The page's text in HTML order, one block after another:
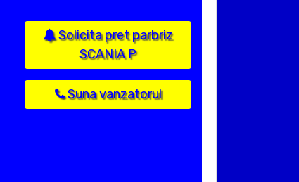
Solicita pret parbriz
SCANIA P
Suna vanzatorul